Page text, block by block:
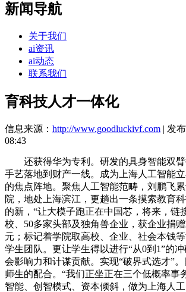
新闻导航
关于我们
ai资讯
ai动态
联系我们
育科技人才一体化
信息来源： http://www.goodluckivf.com | 发
08:43
还获得华为专利。研发的具身智能双臂
手艺落地到财产一线。成为上海人工智能
的焦点阵地。聚焦人工智能范畴，刘鹏飞
院，地处上海滨江，更趟出一条摸索教育
的新，“让大模子跑正在中国芯，将来，链
校、50多家头部及独角兽企业，获企业捐
元；标记着学院取高校、企业、社会本钱等
学生团队。更让学生得以进行“从0到1”的
会影响力和计谋贡献。实现“破界式选才”
师生的配合。“我们正坐正在三个低概率
智能、创智模式、资本倾斜，做为上海人